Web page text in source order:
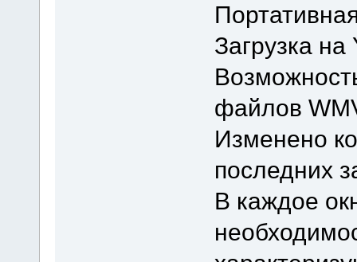
Загрузка на
файлов
Изменено
последних
В каждое